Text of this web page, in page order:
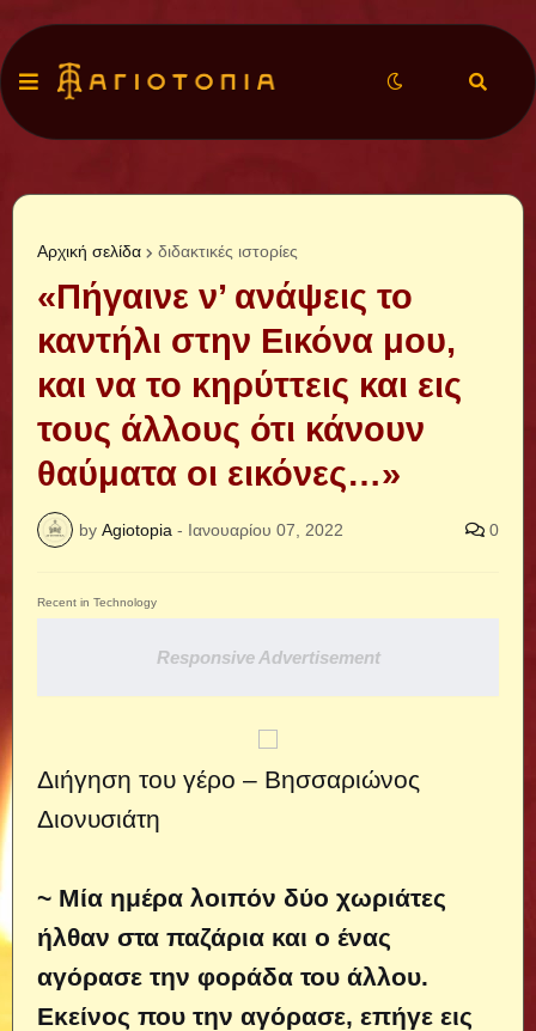
Αρχική σελίδα διδακτικές ιστορίες
«Πήγαινε ν’ ανάψεις το
καντήλι στην Εικόνα μου,
και να το κηρύττεις και εις
τους άλλους ότι κάνουν
θαύματα οι εικόνες…»
by Agiotopia - Ιανουαρίου 07, 2022 0
Recent in Technology
Responsive Advertisement
Διήγηση του γέρο – Βησσαριώνος
Διονυσιάτη
~ Μία ημέρα λοιπόν δύο χωριάτες
ήλθαν στα παζάρια και ο ένας
αγόρασε την φοράδα του άλλου.
Εκείνος που την αγόρασε, επήγε εις